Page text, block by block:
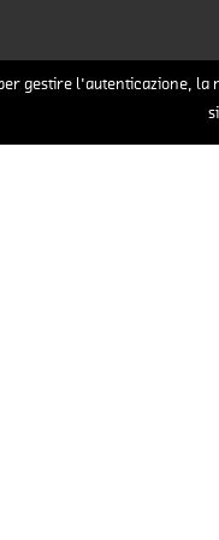
gestire l'autenticazione,